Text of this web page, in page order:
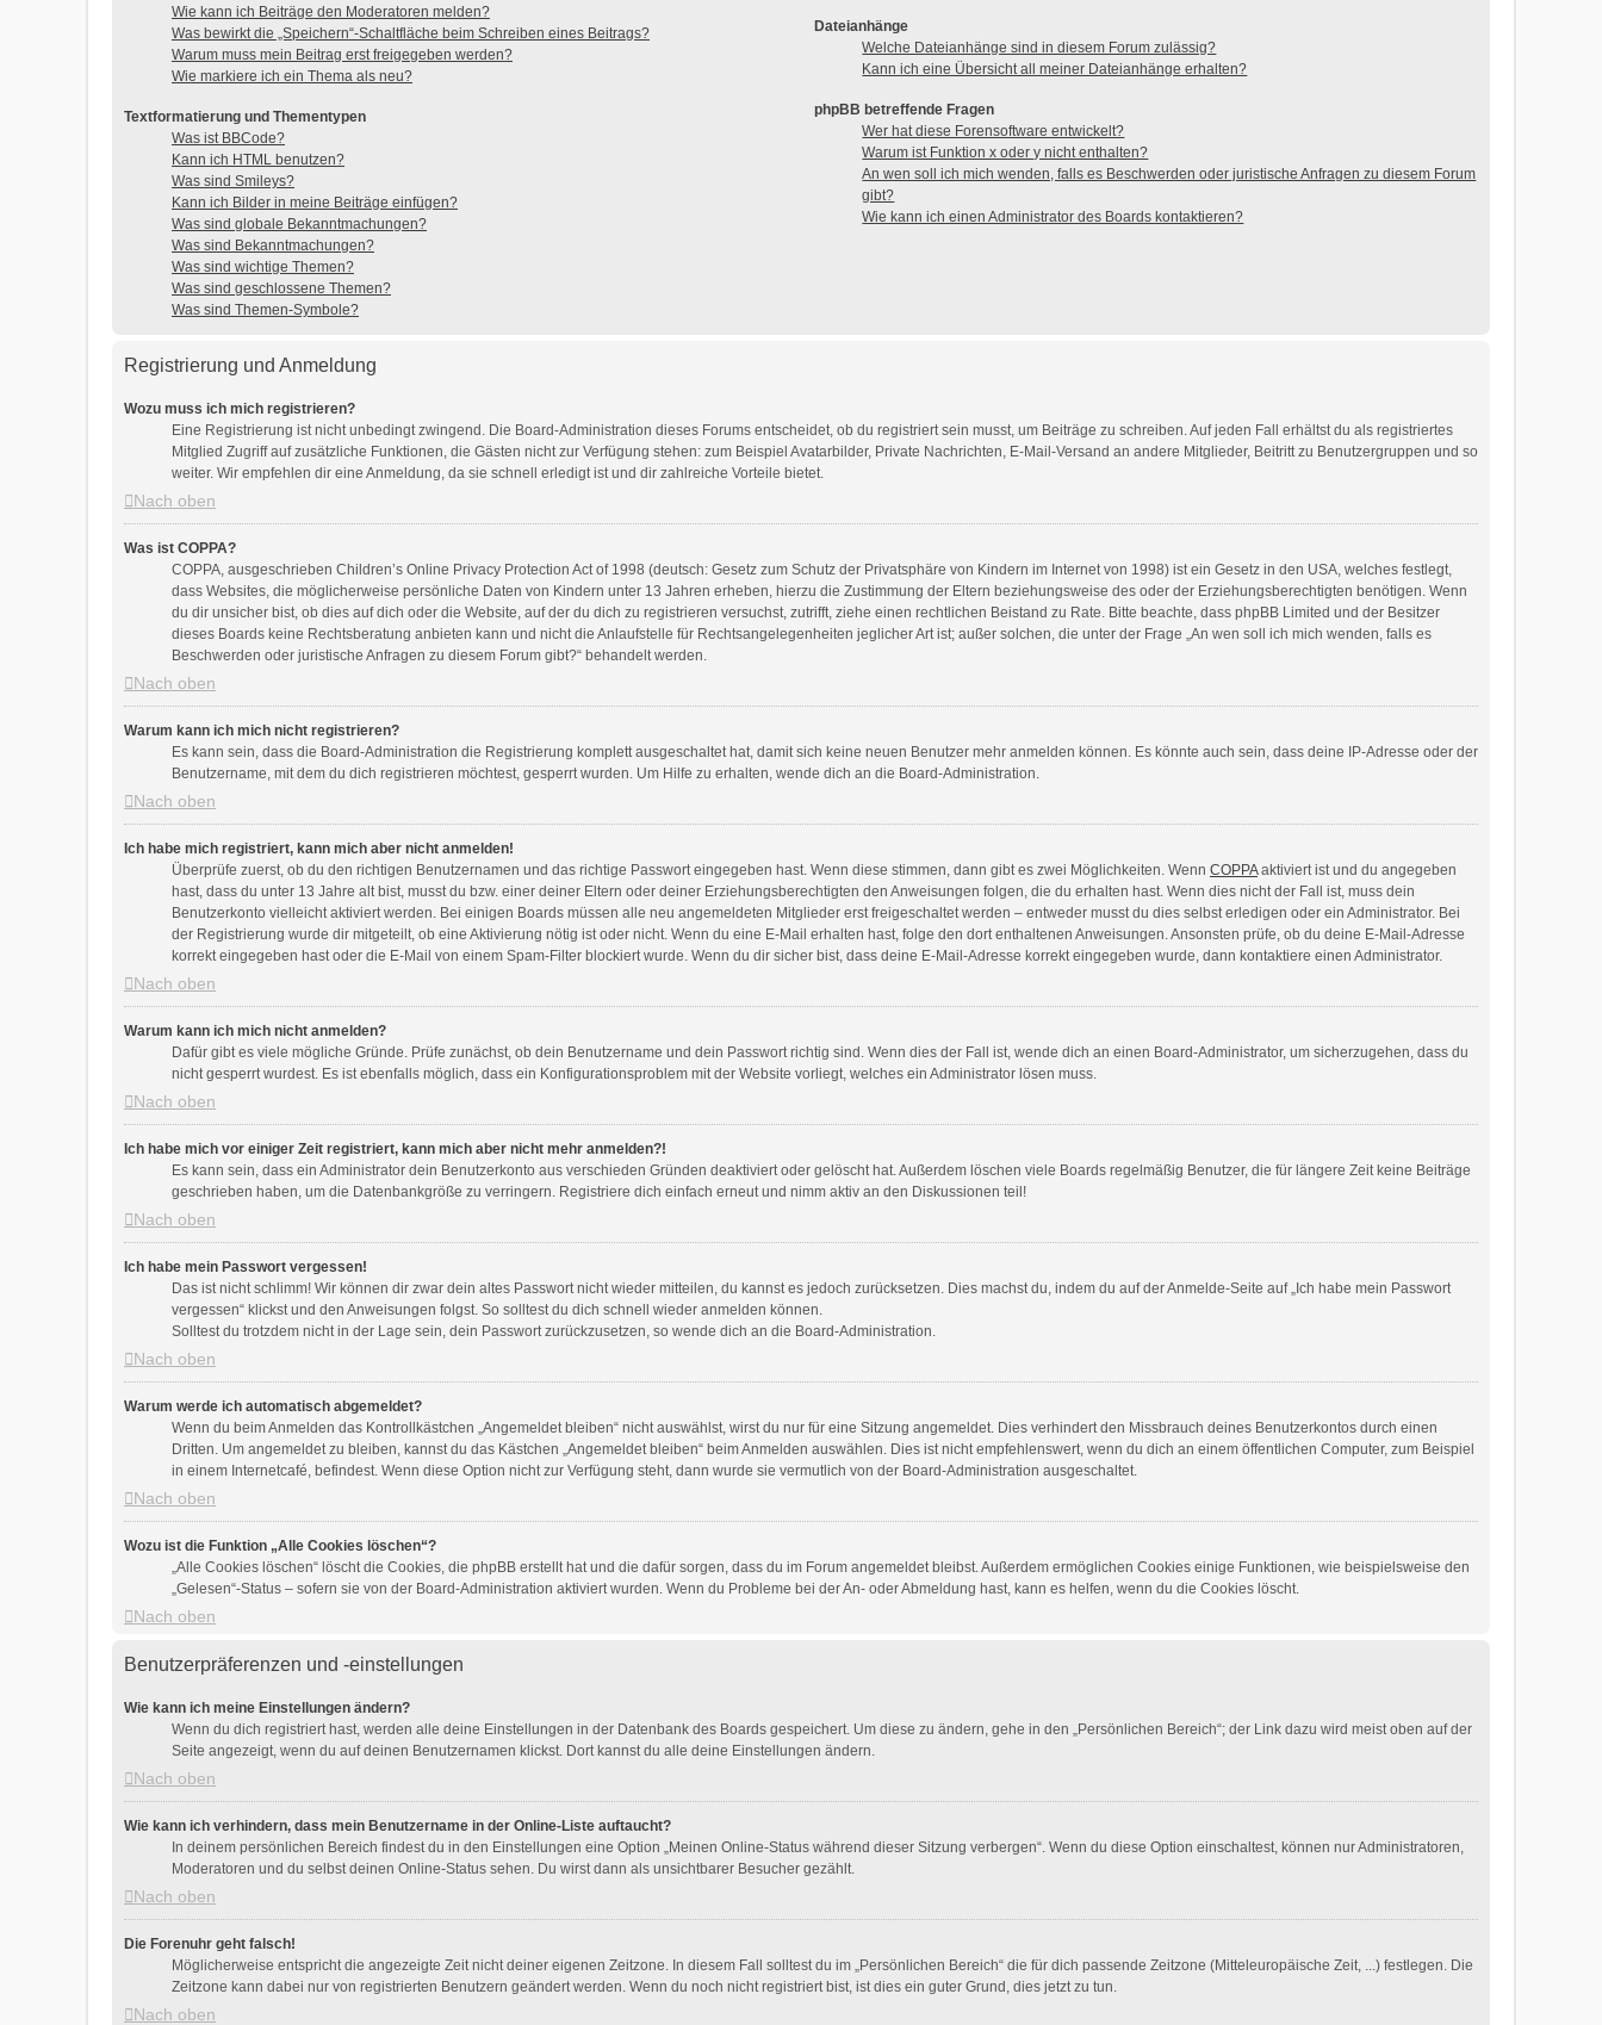
Wie kann ich Beiträge den Moderatoren melden?
Was bewirkt die „Speichern“-Schaltfläche beim Schreiben eines Beitrags?
Warum muss mein Beitrag erst freigegeben werden?
Wie markiere ich ein Thema als neu?
Textformatierung und Thementypen
Was ist BBCode?
Kann ich HTML benutzen?
Was sind Smileys?
Kann ich Bilder in meine Beiträge einfügen?
Was sind globale Bekanntmachungen?
Was sind Bekanntmachungen?
Was sind wichtige Themen?
Was sind geschlossene Themen?
Was sind Themen-Symbole?
Dateianhänge
Welche Dateianhänge sind in diesem Forum zulässig?
Kann ich eine Übersicht all meiner Dateianhänge erhalten?
phpBB betreffende Fragen
Wer hat diese Forensoftware entwickelt?
Warum ist Funktion x oder y nicht enthalten?
An wen soll ich mich wenden, falls es Beschwerden oder juristische Anfragen zu diesem Forum
gibt?
Wie kann ich einen Administrator des Boards kontaktieren?
Registrierung und Anmeldung
Wozu muss ich mich registrieren?
Eine Registrierung ist nicht unbedingt zwingend. Die Board-Administration dieses Forums entscheidet, ob du registriert sein musst, um Beiträge zu schreiben. Auf jeden Fall erhältst du als registriertes
Mitglied Zugriff auf zusätzliche Funktionen, die Gästen nicht zur Verfügung stehen: zum Beispiel Avatarbilder, Private Nachrichten, E-Mail-Versand an andere Mitglieder, Beitritt zu Benutzergruppen und so
weiter. Wir empfehlen dir eine Anmeldung, da sie schnell erledigt ist und dir zahlreiche Vorteile bietet.
Nach oben
Was ist COPPA?
COPPA, ausgeschrieben Children’s Online Privacy Protection Act of 1998 (deutsch: Gesetz zum Schutz der Privatsphäre von Kindern im Internet von 1998) ist ein Gesetz in den USA, welches festlegt,
dass Websites, die möglicherweise persönliche Daten von Kindern unter 13 Jahren erheben, hierzu die Zustimmung der Eltern beziehungsweise des oder der Erziehungsberechtigten benötigen. Wenn
du dir unsicher bist, ob dies auf dich oder die Website, auf der du dich zu registrieren versuchst, zutrifft, ziehe einen rechtlichen Beistand zu Rate. Bitte beachte, dass phpBB Limited und der Besitzer
dieses Boards keine Rechtsberatung anbieten kann und nicht die Anlaufstelle für Rechtsangelegenheiten jeglicher Art ist; außer solchen, die unter der Frage „An wen soll ich mich wenden, falls es
Beschwerden oder juristische Anfragen zu diesem Forum gibt?“ behandelt werden.
Nach oben
Warum kann ich mich nicht registrieren?
Es kann sein, dass die Board-Administration die Registrierung komplett ausgeschaltet hat, damit sich keine neuen Benutzer mehr anmelden können. Es könnte auch sein, dass deine IP-Adresse oder der
Benutzername, mit dem du dich registrieren möchtest, gesperrt wurden. Um Hilfe zu erhalten, wende dich an die Board-Administration.
Nach oben
Ich habe mich registriert, kann mich aber nicht anmelden!
Überprüfe zuerst, ob du den richtigen Benutzernamen und das richtige Passwort eingegeben hast. Wenn diese stimmen, dann gibt es zwei Möglichkeiten. Wenn COPPAaktiviert ist und du angegeben
hast, dass du unter 13 Jahre alt bist, musst du bzw. einer deiner Eltern oder deiner Erziehungsberechtigten den Anweisungen folgen, die du erhalten hast. Wenn dies nicht der Fall ist, muss dein
Benutzerkonto vielleicht aktiviert werden. Bei einigen Boards müssen alle neu angemeldeten Mitglieder erst freigeschaltet werden – entweder musst du dies selbst erledigen oder ein Administrator. Bei
der Registrierung wurde dir mitgeteilt, ob eine Aktivierung nötig ist oder nicht. Wenn du eine E-Mail erhalten hast, folge den dort enthaltenen Anweisungen. Ansonsten prüfe, ob du deine E-Mail-Adresse
korrekt eingegeben hast oder die E-Mail von einem Spam-Filter blockiert wurde. Wenn du dir sicher bist, dass deine E-Mail-Adresse korrekt eingegeben wurde, dann kontaktiere einen Administrator.
Nach oben
Warum kann ich mich nicht anmelden?
Dafür gibt es viele mögliche Gründe. Prüfe zunächst, ob dein Benutzername und dein Passwort richtig sind. Wenn dies der Fall ist, wende dich an einen Board-Administrator, um sicherzugehen, dass du
nicht gesperrt wurdest. Es ist ebenfalls möglich, dass ein Konfigurationsproblem mit der Website vorliegt, welches ein Administrator lösen muss.
Nach oben
Ich habe mich vor einiger Zeit registriert, kann mich aber nicht mehr anmelden?!
Es kann sein, dass ein Administrator dein Benutzerkonto aus verschieden Gründen deaktiviert oder gelöscht hat. Außerdem löschen viele Boards regelmäßig Benutzer, die für längere Zeit keine Beiträge
geschrieben haben, um die Datenbankgröße zu verringern. Registriere dich einfach erneut und nimm aktiv an den Diskussionen teil!
Nach oben
Ich habe mein Passwort vergessen!
Das ist nicht schlimm! Wir können dir zwar dein altes Passwort nicht wieder mitteilen, du kannst es jedoch zurücksetzen. Dies machst du, indem du auf der Anmelde-Seite auf „Ich habe mein Passwort
vergessen“ klickst und den Anweisungen folgst. So solltest du dich schnell wieder anmelden können.
Solltest du trotzdem nicht in der Lage sein, dein Passwort zurückzusetzen, so wende dich an die Board-Administration.
Nach oben
Warum werde ich automatisch abgemeldet?
Wenn du beim Anmelden das Kontrollkästchen „Angemeldet bleiben“ nicht auswählst, wirst du nur für eine Sitzung angemeldet. Dies verhindert den Missbrauch deines Benutzerkontos durch einen
Dritten. Um angemeldet zu bleiben, kannst du das Kästchen „Angemeldet bleiben“ beim Anmelden auswählen. Dies ist nicht empfehlenswert, wenn du dich an einem öffentlichen Computer, zum Beispiel
in einem Internetcafé, befindest. Wenn diese Option nicht zur Verfügung steht, dann wurde sie vermutlich von der Board-Administration ausgeschaltet.
Nach oben
Wozu ist die Funktion „Alle Cookies löschen“?
„Alle Cookies löschen“ löscht die Cookies, die phpBB erstellt hat und die dafür sorgen, dass du im Forum angemeldet bleibst. Außerdem ermöglichen Cookies einige Funktionen, wie beispielsweise den
„Gelesen“-Status – sofern sie von der Board-Administration aktiviert wurden. Wenn du Probleme bei der An- oder Abmeldung hast, kann es helfen, wenn du die Cookies löscht.
Nach oben
Benutzerpräferenzen und -einstellungen
Wie kann ich meine Einstellungen ändern?
Wenn du dich registriert hast, werden alle deine Einstellungen in der Datenbank des Boards gespeichert. Um diese zu ändern, gehe in den „Persönlichen Bereich“; der Link dazu wird meist oben auf der
Seite angezeigt, wenn du auf deinen Benutzernamen klickst. Dort kannst du alle deine Einstellungen ändern.
Nach oben
Wie kann ich verhindern, dass mein Benutzername in der Online-Liste auftaucht?
In deinem persönlichen Bereich findest du in den Einstellungen eine Option „Meinen Online-Status während dieser Sitzung verbergen“. Wenn du diese Option einschaltest, können nur Administratoren,
Moderatoren und du selbst deinen Online-Status sehen. Du wirst dann als unsichtbarer Besucher gezählt.
Nach oben
Die Forenuhr geht falsch!
Möglicherweise entspricht die angezeigte Zeit nicht deiner eigenen Zeitzone. In diesem Fall solltest du im „Persönlichen Bereich“ die für dich passende Zeitzone (Mitteleuropäische Zeit, ...) festlegen. Die
Zeitzone kann dabei nur von registrierten Benutzern geändert werden. Wenn du noch nicht registriert bist, ist dies ein guter Grund, dies jetzt zu tun.
Nach oben